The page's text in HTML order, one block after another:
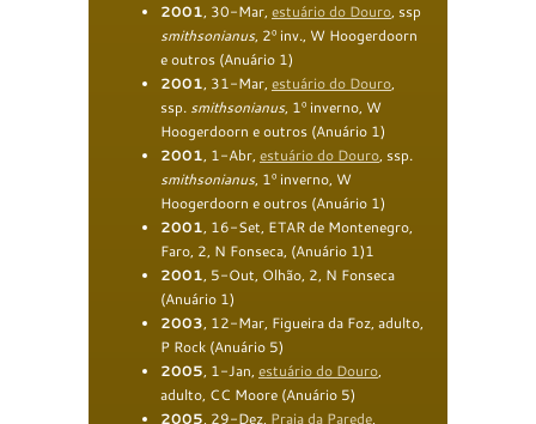
2001, 30-Mar, estuáriodo Douro, ssp
smithsonianus, 2º inv., W Hoogerdoorn
eoutros (Anuário 1)
2001, 31-Mar, estuáriodo Douro,
ssp. smithsonianus, 1º inverno, W
Hoogerdoorn eoutros (Anuário 1)
2001, 1-Abr, estuáriodo Douro, ssp.
smithsonianus, 1º inverno, W
Hoogerdoorn eoutros (Anuário 1)
2001, 16-Set, ETAR de Montenegro,
Faro, 2, N Fonseca, (Anuário 1)1
2001, 5-Out, Olhão, 2, N Fonseca
(Anuário 1)
2003, 12-Mar, Figueira da Foz, adulto,
P Rock (Anuário 5)
2005, 1-Jan, estuáriodo Douro,
adulto, CC Moore (Anuário 5)
2005, 29-Dez, Praia da Parede,